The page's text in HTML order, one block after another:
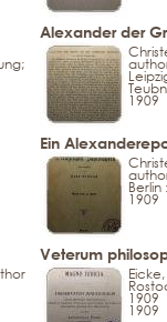
Alexander der
1909
Ein
1909
Veterum
1909
1909